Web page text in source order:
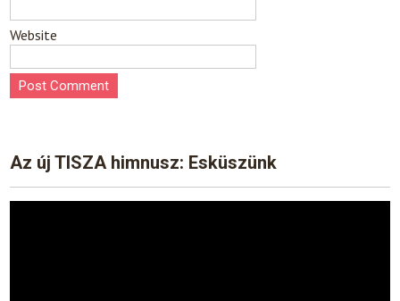
Website
Az új TISZA himnusz: Esküszünk